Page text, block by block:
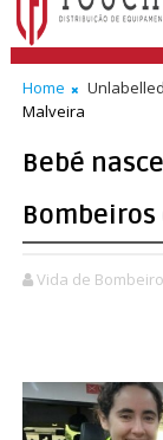
Home Unlabelled
Malveira
Bebé
Vida de Bombeiro